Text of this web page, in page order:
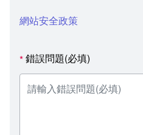
網站安全政策
*錯誤問題(必填)